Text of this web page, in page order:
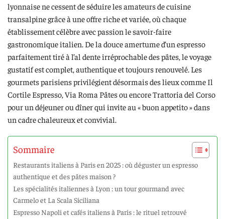
lyonnaise ne cessent de séduire les amateurs de cuisine
transalpine grâce à une offre riche et variée, où chaque
établissement célèbre avec passion le savoir-faire
gastronomique italien. De la douce amertume d’un espresso
parfaitement tiré à l’al dente irréprochable des pâtes, le voyage
gustatif est complet, authentique et toujours renouvelé. Les
gourmets parisiens privilégient désormais des lieux comme Il
Cortile Espresso, Via Roma Pâtes ou encore Trattoria del Corso
pour un déjeuner ou dîner qui invite au « buon appetito » dans
un cadre chaleureux et convivial.
Sommaire
Restaurants italiens à Paris en 2025 : où déguster un espresso
authentique et des pâtes maison ?
Les spécialités italiennes à Lyon : un tour gourmand avec
Carmelo et La Scala Siciliana
Espresso Napoli et cafés italiens à Paris : le rituel retrouvé